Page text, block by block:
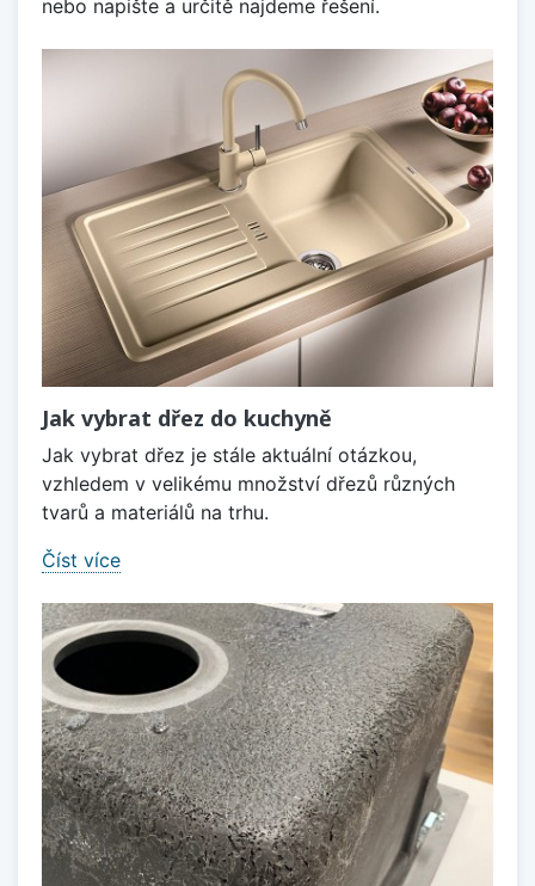
nebo napište a určitě najdeme řešení.
Jak vybrat dřez do kuchyně
Jak vybrat dřez je stále aktuální otázkou,
vzhledem v velikému množství dřezů různých
tvarů a materiálů na trhu.
Číst více